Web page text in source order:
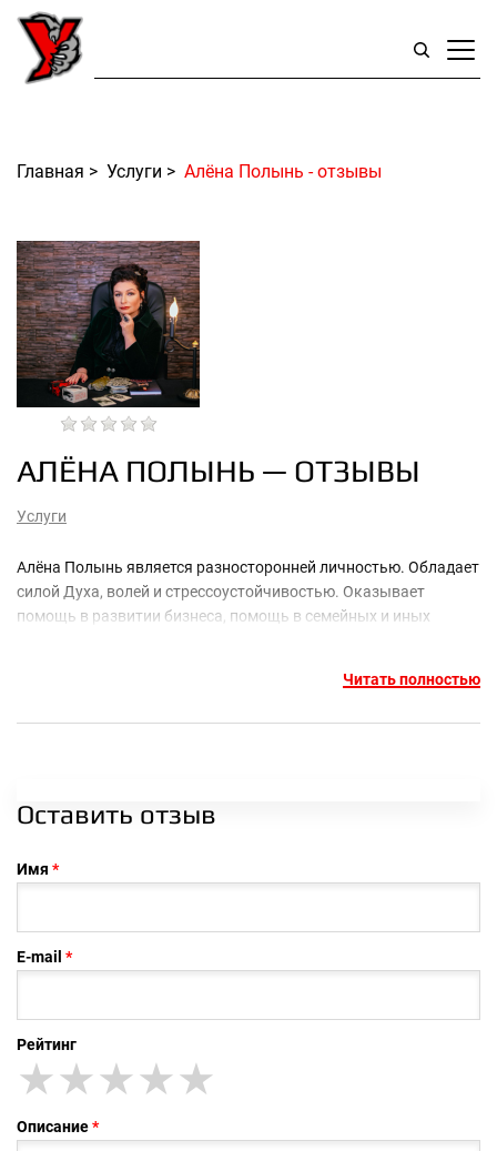
Главная > Услуги > Алёна Полынь - отзывы
АЛЁНА ПОЛЫНЬ — ОТЗЫВЫ
Услуги
Алёна Полынь является разносторонней личностью. Обладает
силой Духа, волей и стрессоустойчивостью. Оказывает
помощь в развитии бизнеса, помощь в семейных и иных
помощи является ее образование и обладание знаниями в
теоретиком, а первоклассным практиком, так как имеет
имеет знания, благодаря которым, помогает людям и
притворяет самое заветное в жизнь.
Читать полностью
Оставить отзыв
Имя
E-mail
Рейтинг
★
★★
★★★
★★★★
★★★★★
Описание